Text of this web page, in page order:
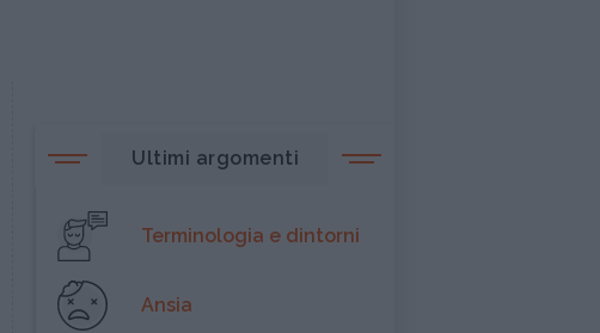
Ultimi argomenti
Terminologia e dintorni
Ansia